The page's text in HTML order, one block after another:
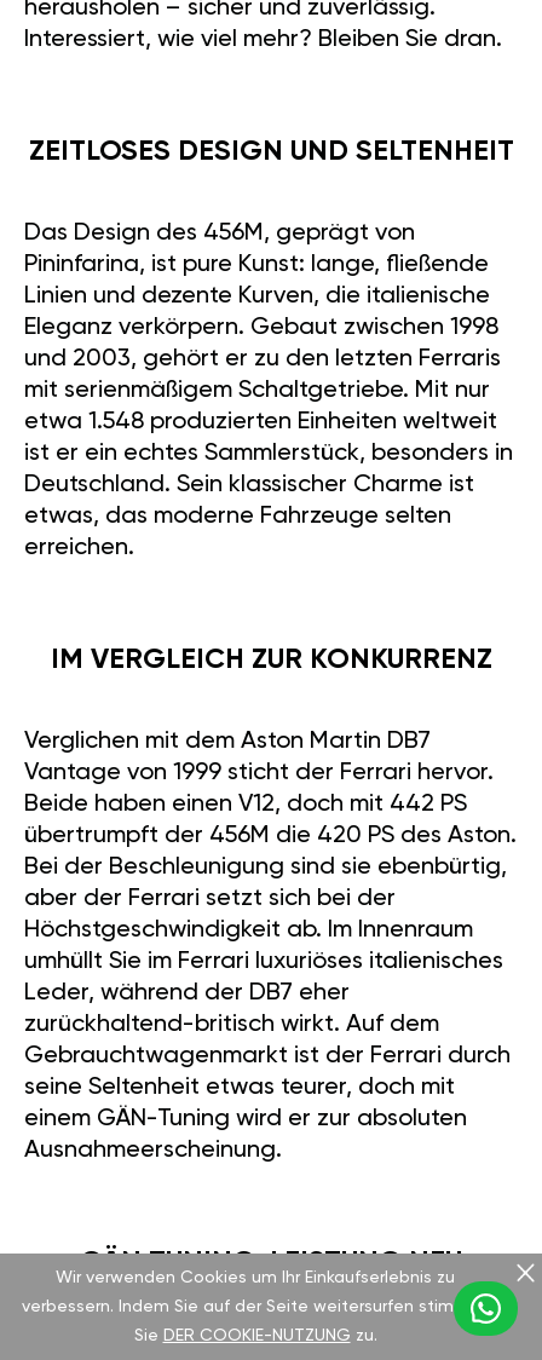
herausholen – sicher und zuverlässig.
Interessiert, wie viel mehr? Bleiben Sie dran.
ZEITLOSES DESIGN UND SELTENHEIT
Das Design des 456M, geprägt von
Pininfarina, ist pure Kunst: lange, fließende
Linien und dezente Kurven, die italienische
Eleganz verkörpern. Gebaut zwischen 1998
und 2003, gehört er zu den letzten Ferraris
mit serienmäßigem Schaltgetriebe. Mit nur
etwa 1.548 produzierten Einheiten weltweit
ist er ein echtes Sammlerstück, besonders in
Deutschland. Sein klassischer Charme ist
etwas, das moderne Fahrzeuge selten
erreichen.
IM VERGLEICH ZUR KONKURRENZ
Verglichen mit dem Aston Martin DB7
Vantage von 1999 sticht der Ferrari hervor.
Beide haben einen V12, doch mit 442 PS
übertrumpft der 456M die 420 PS des Aston.
Bei der Beschleunigung sind sie ebenbürtig,
aber der Ferrari setzt sich bei der
Höchstgeschwindigkeit ab. Im Innenraum
umhüllt Sie im Ferrari luxuriöses italienisches
Leder, während der DB7 eher
zurückhaltend-britisch wirkt. Auf dem
Gebrauchtwagenmarkt ist der Ferrari durch
seine Seltenheit etwas teurer, doch mit
einem GÄN-Tuning wird er zur absoluten
Ausnahmeerscheinung.
GÄN TUNING: LEISTUNG NEU
DEFINIERT
Wir verwenden Cookies um Ihr Einkaufserlebnis zu
verbessern. Indem Sie auf der Seite weitersurfen stimmen
Sie DER COOKIE-NUTZUNG zu.